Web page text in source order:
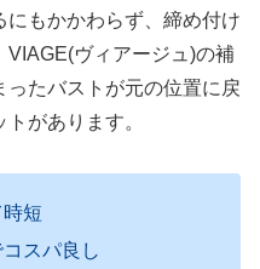
にもかかわらず、締め付け
VIAGE(ヴィアージュ)の補
たバストが元の位置に戻
があります。
短
スパ良し